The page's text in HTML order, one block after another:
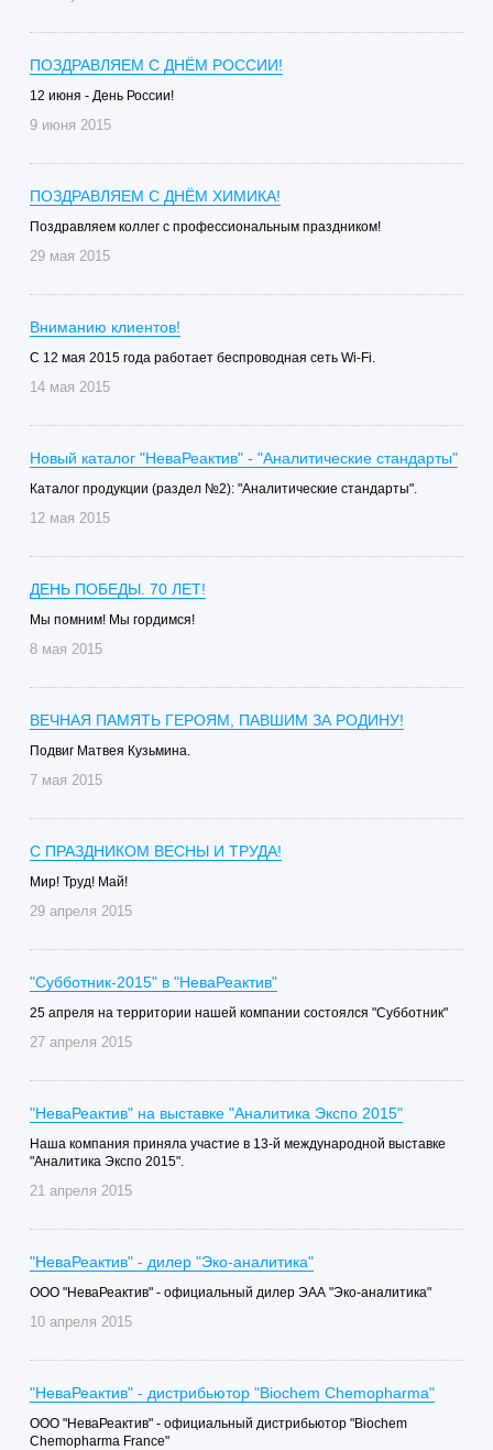
ПОЗДРАВЛЯЕМ С ДНЁМ РОССИИ!
12 июня - День России!
9 июня 2015
ПОЗДРАВЛЯЕМ С ДНЁМ ХИМИКА!
Поздравляем коллег с профессиональным праздником!
29 мая 2015
Вниманию клиентов!
С 12 мая 2015 года работает беспроводная сеть Wi-Fi.
14 мая 2015
Новый каталог "НеваРеактив" - "Аналитические стандарты"
Каталог продукции (раздел №2): "Аналитические стандарты".
12 мая 2015
ДЕНЬ ПОБЕДЫ. 70 ЛЕТ!
Мы помним! Мы гордимся!
8 мая 2015
ВЕЧНАЯ ПАМЯТЬ ГЕРОЯМ, ПАВШИМ ЗА РОДИНУ!
Подвиг Матвея Кузьмина.
7 мая 2015
С ПРАЗДНИКОМ ВЕСНЫ И ТРУДА!
Мир! Труд! Май!
29 апреля 2015
"Субботник-2015" в "НеваРеактив"
25 апреля на территории нашей компании состоялся "Субботник"
27 апреля 2015
"НеваРеактив" на выставке "Аналитика Экспо 2015"
Наша компания приняла участие в 13-й международной выставке
"Аналитика Экспо 2015".
21 апреля 2015
"НеваРеактив" - дилер "Эко-аналитика"
ООО "НеваРеактив" - официальный дилер ЭАА "Эко-аналитика"
10 апреля 2015
"НеваРеактив" - дистрибьютор "Biochem Chemopharma"
ООО "НеваРеактив" - официальный дистрибьютор "Biochem
Chemopharma France"